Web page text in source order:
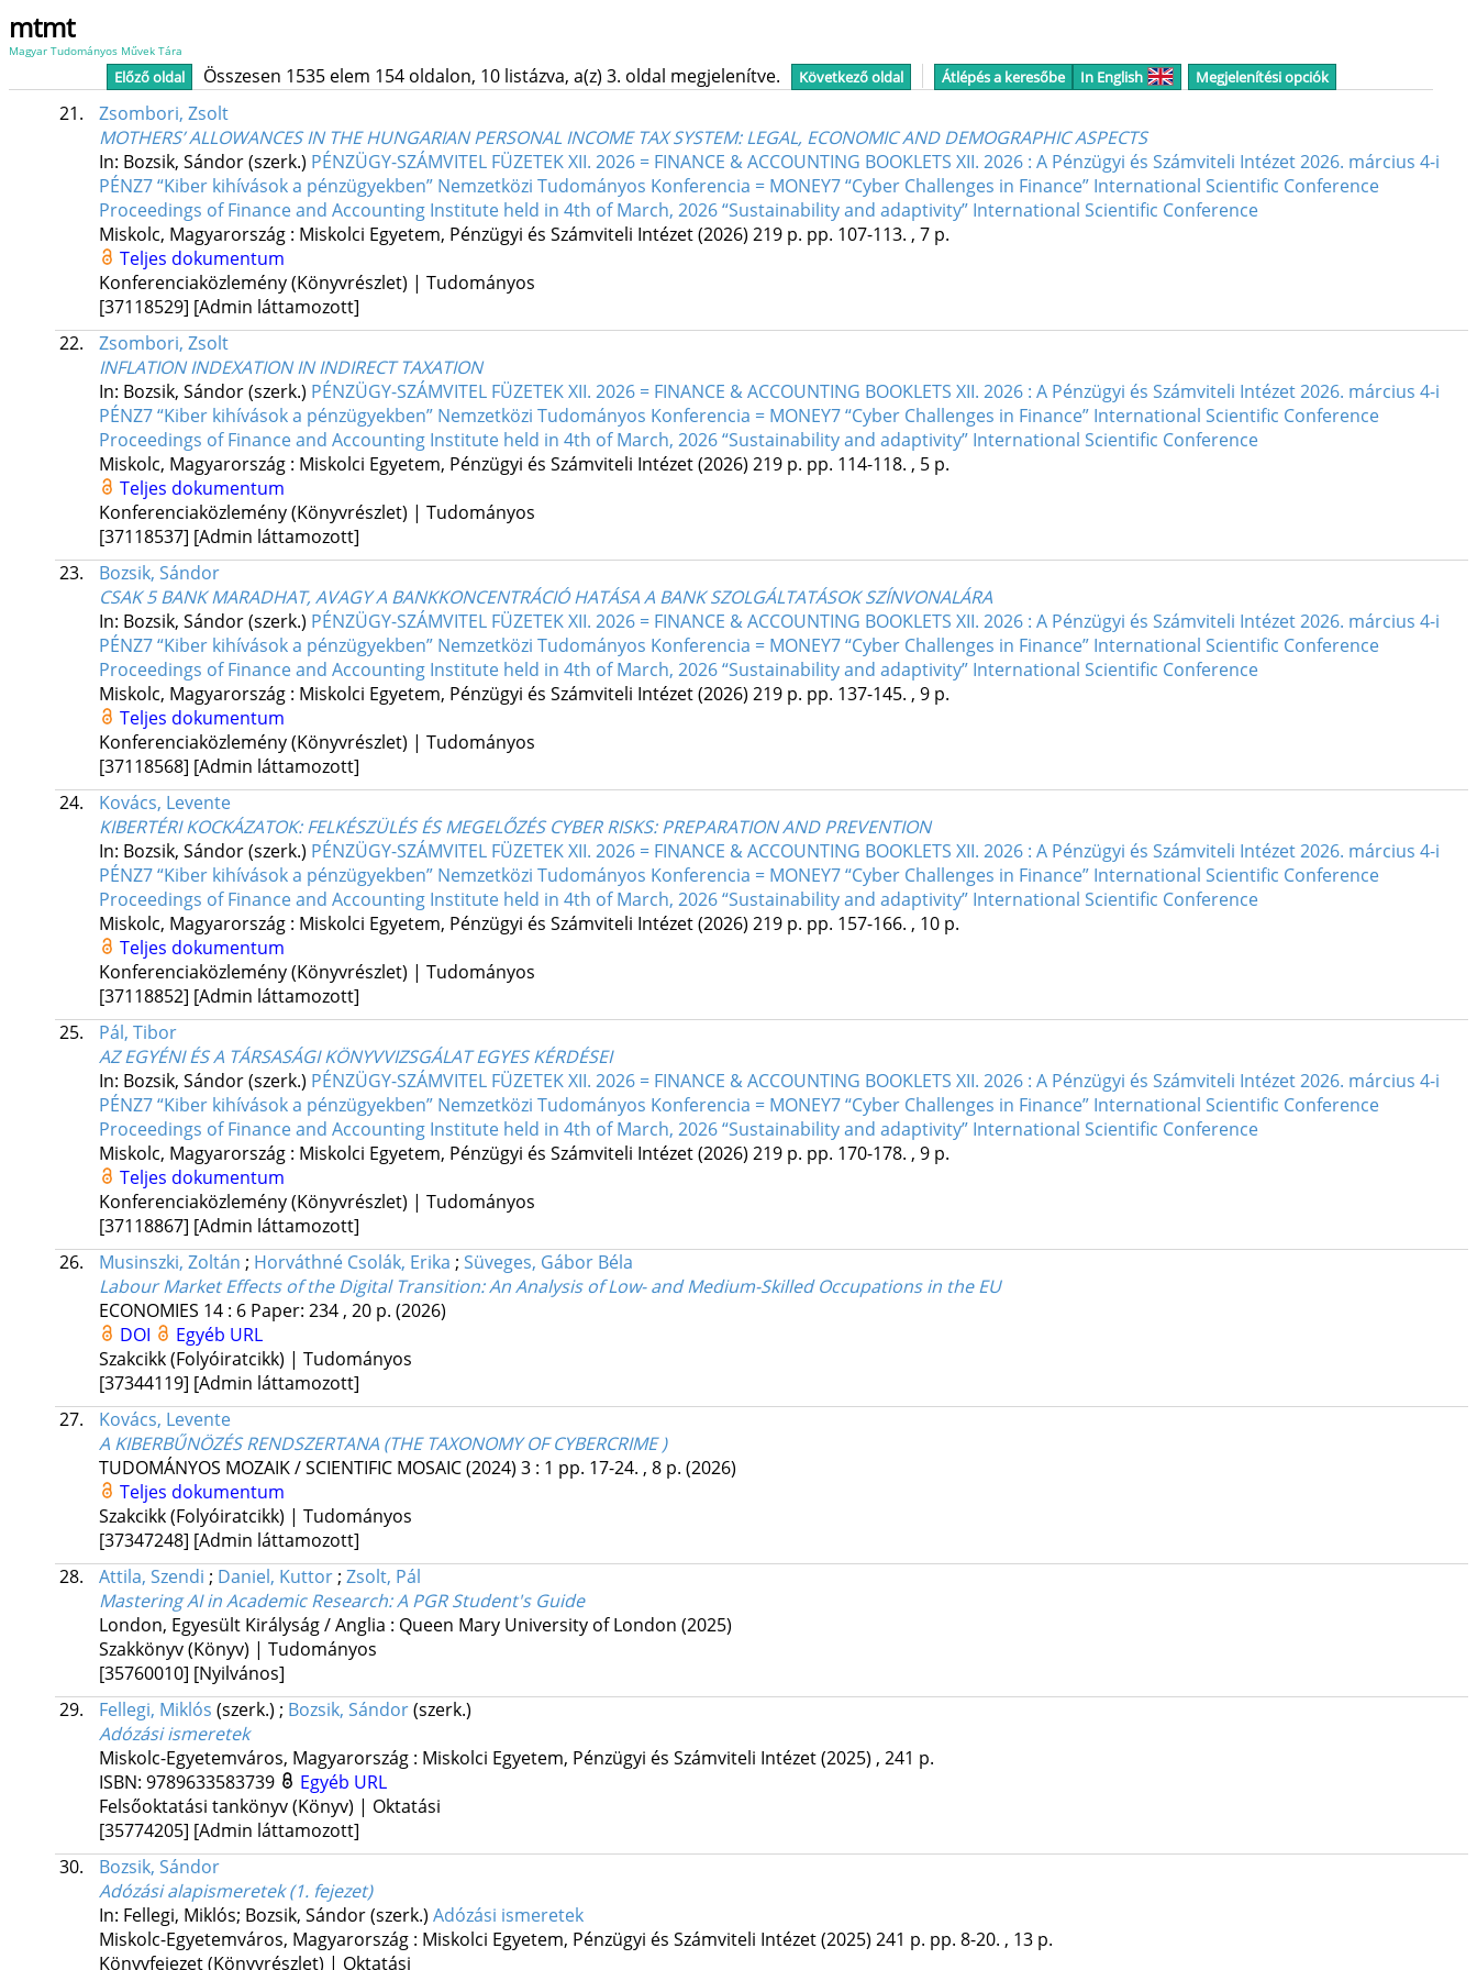
mtmt
Magyar Tudományos Művek Tára
Előző oldal Összesen 1535 elem 154 oldalon, 10 listázva, a(z) 3. oldal megjelenítve. Következő oldal Átlépés a keresőbe In English Megjelenítési opciók
21.
Zsombori, Zsolt
MOTHERS’ ALLOWANCES IN THE HUNGARIAN PERSONAL INCOME TAX SYSTEM: LEGAL, ECONOMIC AND DEMOGRAPHIC ASPECTS
In: Bozsik, Sándor (szerk.) PÉNZÜGY-SZÁMVITEL FÜZETEK XII. 2026 = FINANCE & ACCOUNTING BOOKLETS XII. 2026 : A Pénzügyi és Számviteli Intézet 2026. március 4-i
PÉNZ7 “Kiber kihívások a pénzügyekben” Nemzetközi Tudományos Konferencia = MONEY7 “Cyber Challenges in Finance” International Scientific Conference
Proceedings of Finance and Accounting Institute held in 4th of March, 2026 “Sustainability and adaptivity” International Scientific Conference
Miskolc, Magyarország : Miskolci Egyetem, Pénzügyi és Számviteli Intézet(2026) 219 p. pp. 107-113. , 7 p.
Teljes dokumentum
Konferenciaközlemény (Könyvrészlet) | Tudományos
[37118529] [Admin láttamozott]
22.
Zsombori, Zsolt
INFLATION INDEXATION IN INDIRECT TAXATION
In: Bozsik, Sándor (szerk.) PÉNZÜGY-SZÁMVITEL FÜZETEK XII. 2026 = FINANCE & ACCOUNTING BOOKLETS XII. 2026 : A Pénzügyi és Számviteli Intézet 2026. március 4-i
PÉNZ7 “Kiber kihívások a pénzügyekben” Nemzetközi Tudományos Konferencia = MONEY7 “Cyber Challenges in Finance” International Scientific Conference
Proceedings of Finance and Accounting Institute held in 4th of March, 2026 “Sustainability and adaptivity” International Scientific Conference
Miskolc, Magyarország : Miskolci Egyetem, Pénzügyi és Számviteli Intézet(2026) 219 p. pp. 114-118. , 5 p.
Teljes dokumentum
Konferenciaközlemény (Könyvrészlet) | Tudományos
[37118537] [Admin láttamozott]
23.
Bozsik, Sándor
CSAK 5 BANK MARADHAT, AVAGY A BANKKONCENTRÁCIÓ HATÁSA A BANK SZOLGÁLTATÁSOK SZÍNVONALÁRA
In: Bozsik, Sándor (szerk.) PÉNZÜGY-SZÁMVITEL FÜZETEK XII. 2026 = FINANCE & ACCOUNTING BOOKLETS XII. 2026 : A Pénzügyi és Számviteli Intézet 2026. március 4-i
PÉNZ7 “Kiber kihívások a pénzügyekben” Nemzetközi Tudományos Konferencia = MONEY7 “Cyber Challenges in Finance” International Scientific Conference
Proceedings of Finance and Accounting Institute held in 4th of March, 2026 “Sustainability and adaptivity” International Scientific Conference
Miskolc, Magyarország : Miskolci Egyetem, Pénzügyi és Számviteli Intézet(2026) 219 p. pp. 137-145. , 9 p.
Teljes dokumentum
Konferenciaközlemény (Könyvrészlet) | Tudományos
[37118568] [Admin láttamozott]
24.
Kovács, Levente
KIBERTÉRI KOCKÁZATOK: FELKÉSZÜLÉS ÉS MEGELŐZÉS CYBER RISKS: PREPARATION AND PREVENTION
In: Bozsik, Sándor (szerk.) PÉNZÜGY-SZÁMVITEL FÜZETEK XII. 2026 = FINANCE & ACCOUNTING BOOKLETS XII. 2026 : A Pénzügyi és Számviteli Intézet 2026. március 4-i
PÉNZ7 “Kiber kihívások a pénzügyekben” Nemzetközi Tudományos Konferencia = MONEY7 “Cyber Challenges in Finance” International Scientific Conference
Proceedings of Finance and Accounting Institute held in 4th of March, 2026 “Sustainability and adaptivity” International Scientific Conference
Miskolc, Magyarország : Miskolci Egyetem, Pénzügyi és Számviteli Intézet(2026) 219 p. pp. 157-166. , 10 p.
Teljes dokumentum
Konferenciaközlemény (Könyvrészlet) | Tudományos
[37118852] [Admin láttamozott]
25.
Pál, Tibor
AZ EGYÉNI ÉS A TÁRSASÁGI KÖNYVVIZSGÁLAT EGYES KÉRDÉSEI
In: Bozsik, Sándor (szerk.) PÉNZÜGY-SZÁMVITEL FÜZETEK XII. 2026 = FINANCE & ACCOUNTING BOOKLETS XII. 2026 : A Pénzügyi és Számviteli Intézet 2026. március 4-i
PÉNZ7 “Kiber kihívások a pénzügyekben” Nemzetközi Tudományos Konferencia = MONEY7 “Cyber Challenges in Finance” International Scientific Conference
Proceedings of Finance and Accounting Institute held in 4th of March, 2026 “Sustainability and adaptivity” International Scientific Conference
Miskolc, Magyarország : Miskolci Egyetem, Pénzügyi és Számviteli Intézet(2026) 219 p. pp. 170-178. , 9 p.
Teljes dokumentum
Konferenciaközlemény (Könyvrészlet) | Tudományos
[37118867] [Admin láttamozott]
26.
Musinszki, Zoltán ; Horváthné Csolák, Erika ; Süveges, Gábor Béla
Labour Market Effects of the Digital Transition: An Analysis of Low- and Medium-Skilled Occupations in the EU
ECONOMIES 14: 6 Paper: 234 , 20 p. (2026)
DOI
Egyéb URL
Szakcikk (Folyóiratcikk) | Tudományos
[37344119] [Admin láttamozott]
27.
Kovács, Levente
A KIBERBŰNÖZÉS RENDSZERTANA (THE TAXONOMY OF CYBERCRIME )
TUDOMÁNYOS MOZAIK / SCIENTIFIC MOSAIC (2024) 3: 1 pp. 17-24. , 8 p. (2026)
Teljes dokumentum
Szakcikk (Folyóiratcikk) | Tudományos
[37347248] [Admin láttamozott]
28.
Attila, Szendi ; Daniel, Kuttor; Zsolt, Pál
Mastering AI in Academic Research: A PGR Student's Guide
London, Egyesült Királyság / Anglia : Queen Mary University of London (2025)
Szakkönyv (Könyv) | Tudományos
[35760010] [Nyilvános]
29.
Fellegi, Miklós (szerk.) ; Bozsik, Sándor(szerk.)
Adózási ismeretek
Miskolc-Egyetemváros, Magyarország : Miskolci Egyetem, Pénzügyi és Számviteli Intézet(2025) , 241 p.
ISBN: 9789633583739
Egyéb URL
Felsőoktatási tankönyv (Könyv) | Oktatási
[35774205] [Admin láttamozott]
30.
Bozsik, Sándor
Adózási alapismeretek (1. fejezet)
In: Fellegi, Miklós; Bozsik, Sándor (szerk.) Adózási ismeretek
Miskolc-Egyetemváros, Magyarország : Miskolci Egyetem, Pénzügyi és Számviteli Intézet(2025) 241 p. pp. 8-20. , 13 p.
Könyvfejezet (Könyvrészlet) | Oktatási